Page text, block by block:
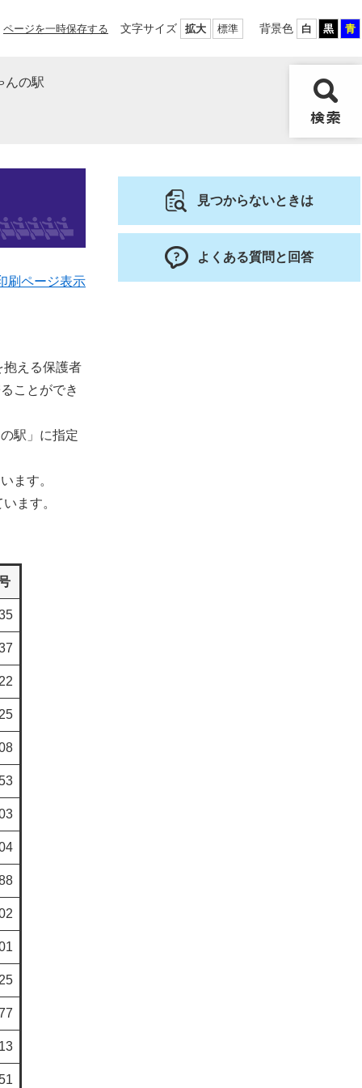
ページを一時保存する 文字サイズ 拡大 標準 背景色 白 黒 青
んの駅
刷ページ表示
える保護者
ことができ
駅」に指定
ます。
ます。
見つからないときは
よくある質問と回答